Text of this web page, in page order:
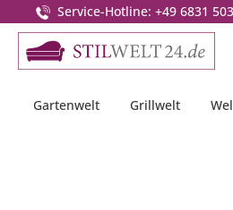
Zur Hauptnavigation
Service-Hotline: +49 6831
Gartenwelt Grillwelt